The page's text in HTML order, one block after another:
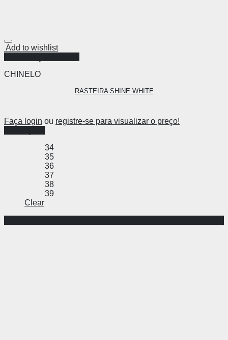
Add to wishlist
CHINELO
RASTEIRA SHINE WHITE
Faça login ou registre-se para visualizar o preço!
34
35
36
37
38
39
Clear